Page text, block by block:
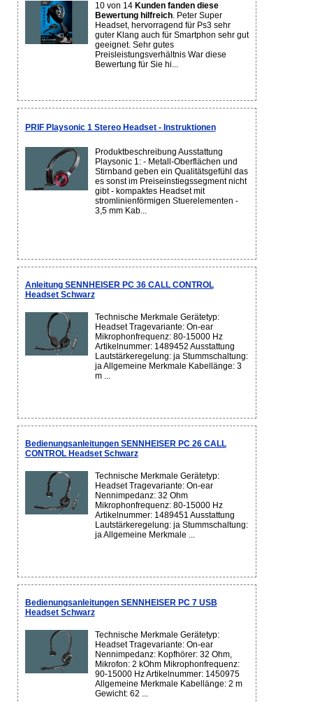
10 von 14 Kunden fanden diese
Bewertung hilfreich. Peter Super
Headset, hervorragend für Ps3 sehr
guter Klang auch für Smartphon sehr gut
geeignet. Sehr gutes
Preisleistungsverhältnis War diese
Bewertung für Sie hi...
PRIF Playsonic 1 Stereo Headset - Instruktionen
Produktbeschreibung Ausstattung
Playsonic 1: - Metall-Oberflächen und
Stirnband geben ein Qualitätsgefühl das
es sonst im Preiseinstiegssegment nicht
gibt - kompaktes Headset mit
stromlinienförmigen Stuerelementen -
3,5 mm Kab...
Anleitung SENNHEISER PC 36 CALL CONTROL
Headset Schwarz
Technische Merkmale Gerätetyp:
Headset Tragevariante: On-ear
Mikrophonfrequenz: 80-15000 Hz
Artikelnummer: 1489452 Ausstattung
Lautstärkeregelung: ja Stummschaltung:
ja Allgemeine Merkmale Kabellänge: 3
m ...
Bedienungsanleitungen SENNHEISER PC 26 CALL
CONTROL Headset Schwarz
Technische Merkmale Gerätetyp:
Headset Tragevariante: On-ear
Nennimpedanz: 32 Ohm
Mikrophonfrequenz: 80-15000 Hz
Artikelnummer: 1489451 Ausstattung
Lautstärkeregelung: ja Stummschaltung:
ja Allgemeine Merkmale ...
Bedienungsanleitungen SENNHEISER PC 7 USB
Headset Schwarz
Technische Merkmale Gerätetyp:
Headset Tragevariante: On-ear
Nennimpedanz: Kopfhörer: 32 Ohm,
Mikrofon: 2 kOhm Mikrophonfrequenz:
90-15000 Hz Artikelnummer: 1450975
Allgemeine Merkmale Kabellänge: 2 m
Gewicht: 62 ...